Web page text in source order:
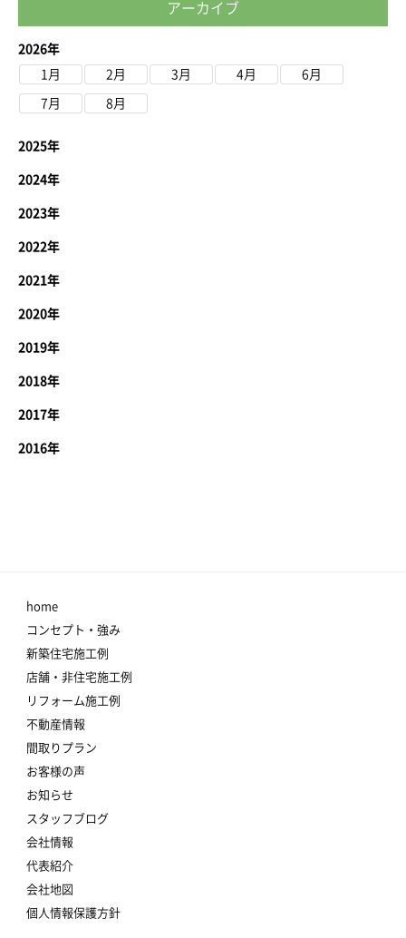
アーカイブ
2026年
1月
2月 3月 4月 6月
7月 8月
2025年
2024年
2023年
2022年
2021年
2020年
2019年
2018年
2017年
2016年
home
コンセプト・強み
新築住宅施工例
店舗・非住宅施工例
リフォーム施工例
不動産情報
間取りプラン
お客様の声
お知らせ
スタッフブログ
会社情報
代表紹介
会社地図
個人情報保護方針